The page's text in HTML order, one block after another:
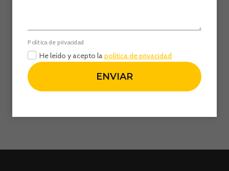
Política de privacidad
He leído y acepto lapolítica de privacidad
ENVIAR